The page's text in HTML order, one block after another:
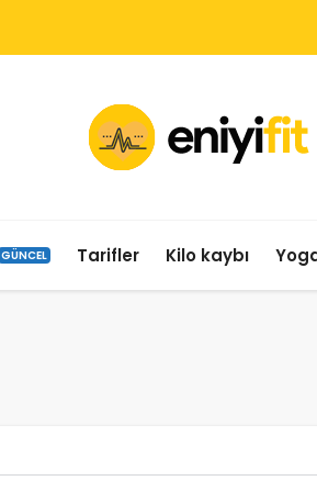
GÜNCEL Tarifler Kilo kaybı